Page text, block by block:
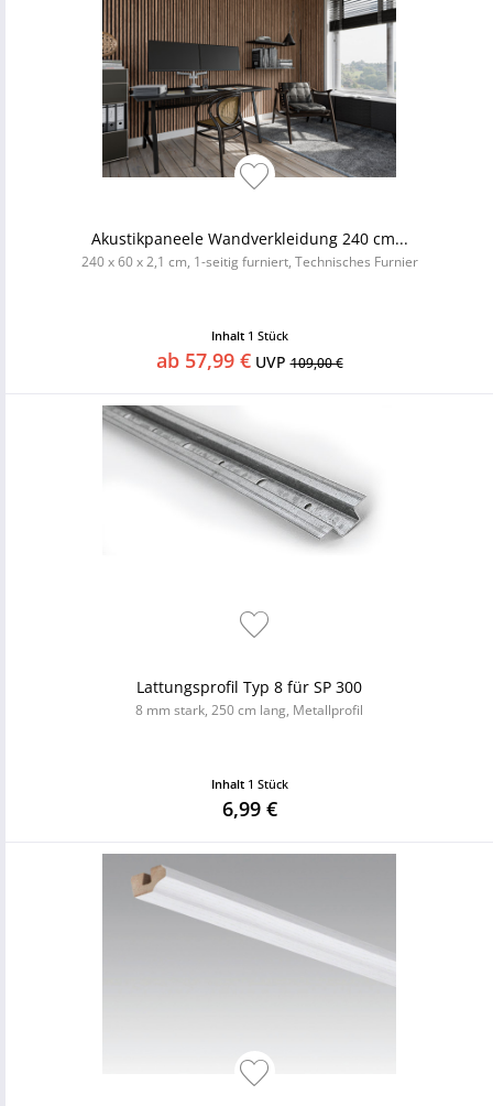
Akustikpaneele Wandverkleidung 240 cm...
240 x 60 x 2,1 cm, 1-seitig furniert, Technisches Furnier
Inhalt 1 Stück
ab 57,99 €UVP109,00 €
Lattungsprofil Typ 8 für SP 300
8 mm stark, 250 cm lang, Metallprofil
Inhalt 1 Stück
6,99 €